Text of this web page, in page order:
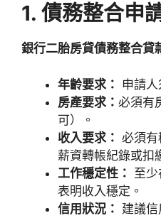
1. 債務整合申
銀行二胎房貸債務整合貸
年齡要求： 申請
房產要求： 必須有
可）。
收入要求： 必須
薪資轉帳紀錄或扣
工作穩定性： 至少
表明收入穩定。
信用狀況： 建議